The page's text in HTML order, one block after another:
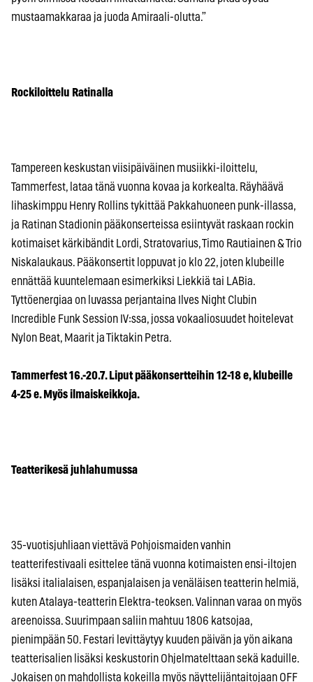
mustaamakkaraa ja juoda Amiraali-olutta.”
Rockiloittelu Ratinalla
Tampereen keskustan viisipäiväinen musiikki-iloittelu,
Tammerfest, lataa tänä vuonna kovaa ja korkealta. Räyhäävä
lihaskimppu Henry Rollins tykittää Pakkahuoneen punk-illassa,
ja Ratinan Stadionin pääkonserteissa esiintyvät raskaan rockin
kotimaiset kärkibändit Lordi, Stratovarius, Timo Rautiainen & Trio
Niskalaukaus. Pääkonsertit loppuvat jo klo 22, joten klubeille
ennättää kuuntelemaan esimerkiksi Liekkiä tai LABia.
Tyttöenergiaa on luvassa perjantaina Ilves Night Clubin
Incredible Funk Session IV:ssa, jossa vokaaliosuudet hoitelevat
Nylon Beat, Maarit ja Tiktakin Petra.
Tammerfest 16.-20.7. Liput pääkonsertteihin 12-18 e, klubeille
4-25 e. Myös ilmaiskeikkoja.
Teatterikesä juhlahumussa
35-vuotisjuhliaan viettävä Pohjoismaiden vanhin
teatterifestivaali esittelee tänä vuonna kotimaisten ensi-iltojen
lisäksi italialaisen, espanjalaisen ja venäläisen teatterin helmiä,
kuten Atalaya-teatterin Elektra-teoksen. Valinnan varaa on myös
areenoissa. Suurimpaan saliin mahtuu 1806 katsojaa,
pienimpään 50. Festari levittäytyy kuuden päivän ja yön aikana
teatterisalien lisäksi keskustorin Ohjelmatelttaan sekä kaduille.
Jokaisen on mahdollista kokeilla myös näyttelijäntaitojaan OFF